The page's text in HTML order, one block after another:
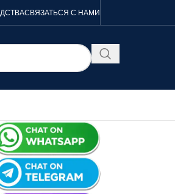
СВЯЗАТЬСЯ С НАМИ